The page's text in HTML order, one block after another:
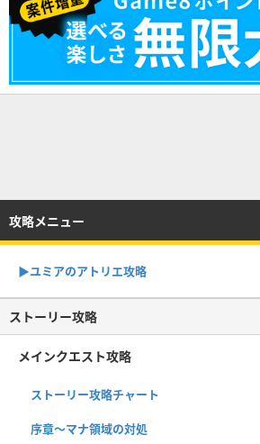
攻略メニュー
▶︎ユミアのアトリエ攻略
ストーリー攻略
メインクエスト攻略
ストーリー攻略チャート
序章〜マナ領域の対処